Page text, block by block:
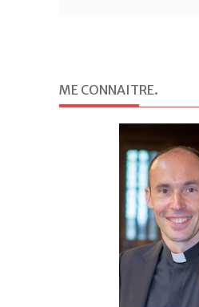
ME CONNAITRE.